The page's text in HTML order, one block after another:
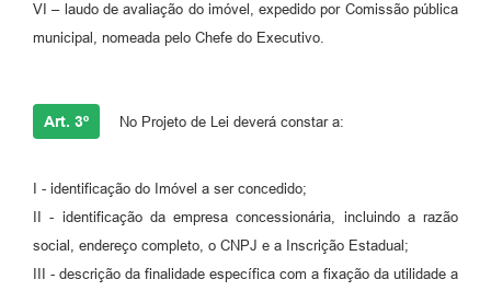
VI – laudo de avaliação do imóvel, expedido por Comissão pública
municipal, nomeada pelo Chefe do Executivo.
Art. 3º No Projeto de Lei deverá constar a:
I - identificação do Imóvel a ser concedido;
II - identificação da empresa concessionária, incluindo a razão
social, endereço completo, o CNPJ e a Inscrição Estadual;
III - descrição da finalidade específica com a fixação da utilidade a